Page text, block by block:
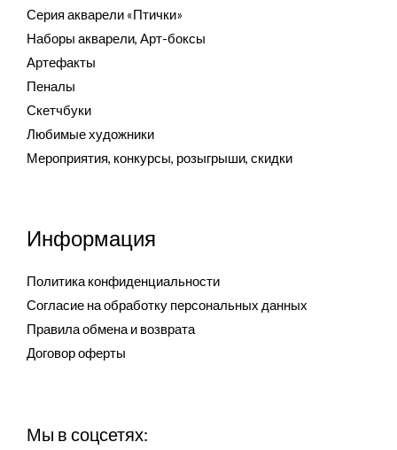
Серия акварели «Птички»
Наборы акварели, Арт-боксы
Артефакты
Пеналы
Скетчбуки
Любимые художники
Мероприятия, конкурсы, розыгрыши, скидки
Информация
Политика конфиденциальности
Согласие на обработку персональных данных
Правила обмена и возврата
Договор оферты
Мы в соцсетях: